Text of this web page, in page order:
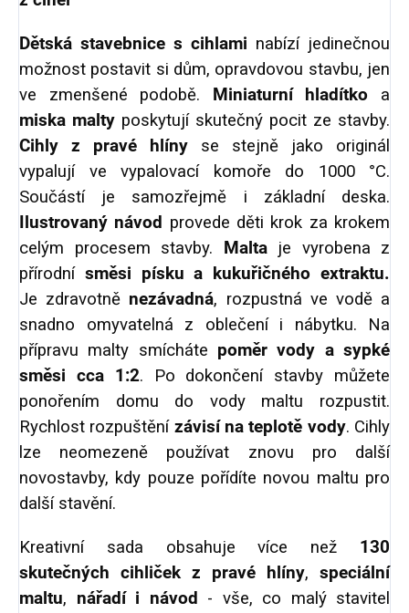
Dětská stavebnice s cihlami nabízí jedinečnou
možnost postavit si dům, opravdovou stavbu, jen
ve zmenšené podobě. Miniaturní hladítko a
miska malty poskytují skutečný pocit ze stavby.
Cihly z pravé hlíny se stejně jako originál
vypalují ve vypalovací komoře do 1000 °C.
Součástí je samozřejmě i základní deska.
Ilustrovaný návod provede děti krok za krokem
celým procesem stavby. Maltaje vyrobena z
přírodní směsi písku a kukuřičného extraktu.
Je zdravotně nezávadná, rozpustná ve vodě a
snadno omyvatelná z oblečení i nábytku. Na
přípravu malty smícháte poměr vody a sypké
směsi cca 1:2. Po dokončení stavby můžete
ponořením domu do vody maltu rozpustit.
Rychlost rozpuštění závisí na teplotě vody. Cihly
lze neomezeně používat znovu pro další
novostavby, kdy pouze pořídíte novou maltu pro
další stavění.
Kreativní sada obsahuje více než 130
skutečných cihliček z pravé hlíny, speciální
maltu, nářadí i návod - vše, co malý stavitel